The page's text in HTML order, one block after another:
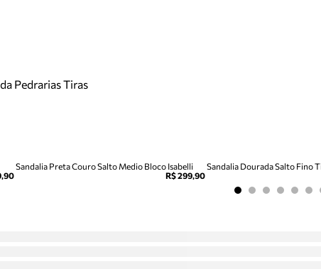
Pedrarias Tiras
Sandalia Preta Couro Salto Medio Bloco Isabelli
R$ 299,90
Sandalia Dourada Salto Fino